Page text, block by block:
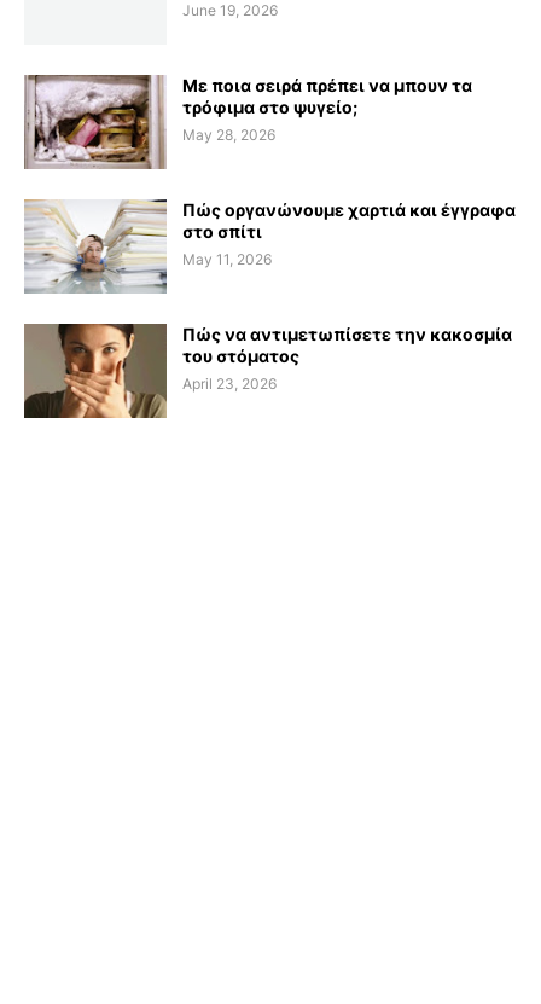
June 19, 2026
Με ποια σειρά πρέπει να μπουν τα
τρόφιμα στο ψυγείο;
May 28, 2026
Πώς οργανώνουμε χαρτιά και έγγραφα
στο σπίτι
May 11, 2026
Πώς να αντιμετωπίσετε την κακοσμία
του στόματος
April 23, 2026